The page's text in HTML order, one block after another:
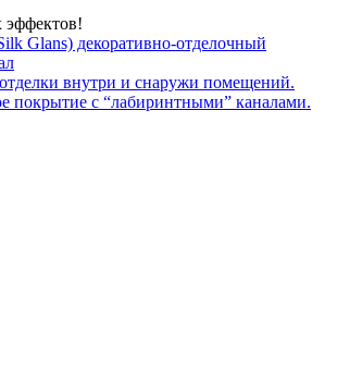
эффектов!
Glans) декоративно-отделочный
внутри и снаружи помещений.
покрытие с “лабиринтными” каналами.